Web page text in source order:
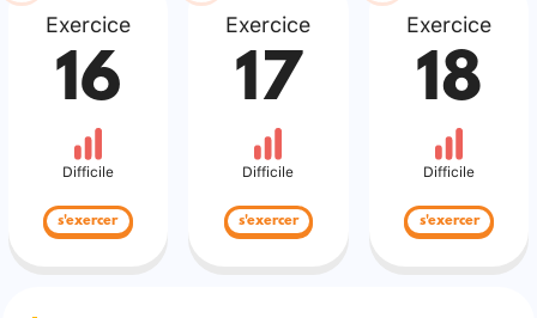
Exercice
16
Difficile
s'exercer
Exercice
17
Difficile
s'exercer
Exercice
18
Difficile
s'exercer